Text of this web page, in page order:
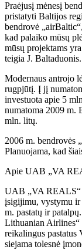
Praėjusį mėnesį
pristatyti Baltijos
bendrovė
kad palaiko mūsų
mūsų projektams
teigia J. Baltaduonis.
Modernaus antrojo
rugpjūtį. Į jį
investuota apie 5
numatoma 2009 m.
mln. litų.
2006 m. bendrovės
Planuojama, kad
Apie UAB „VA
UAB „VA REALS“
įsigijimu, vystymu ir
m. pastatų ir
Lithuanian
reikalingus pastatus
siejama tolesnė